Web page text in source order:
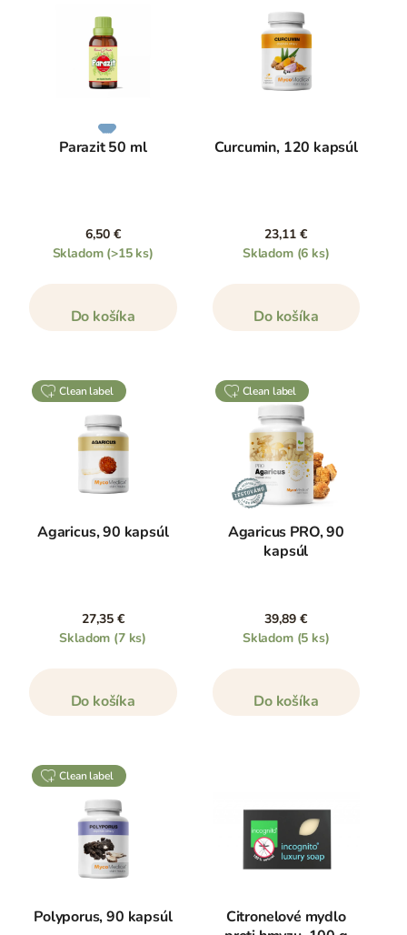
Parazit 50 ml
6,50 €
Skladom (>15 ks)
Do košíka
Curcumin, 120 kapsúl
23,11 €
Skladom (6 ks)
Do košíka
clean label
Agaricus, 90 kapsúl
27,35 €
Skladom (7 ks)
Do košíka
clean label
Agaricus PRO, 90
kapsúl
39,89 €
Skladom (5 ks)
Do košíka
clean label
Polyporus, 90 kapsúl
Citronelové mydlo